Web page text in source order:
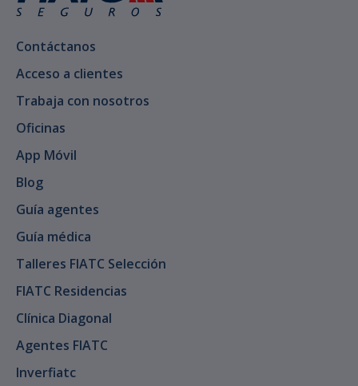
Contáctanos
Acceso a clientes
Trabaja con nosotros
Oficinas
App Móvil
Blog
Guía agentes
Guía médica
Talleres FIATC Selección
FIATC Residencias
Clínica Diagonal
Agentes FIATC
Inverfiatc